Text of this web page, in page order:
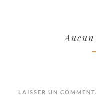
LAISSER UN